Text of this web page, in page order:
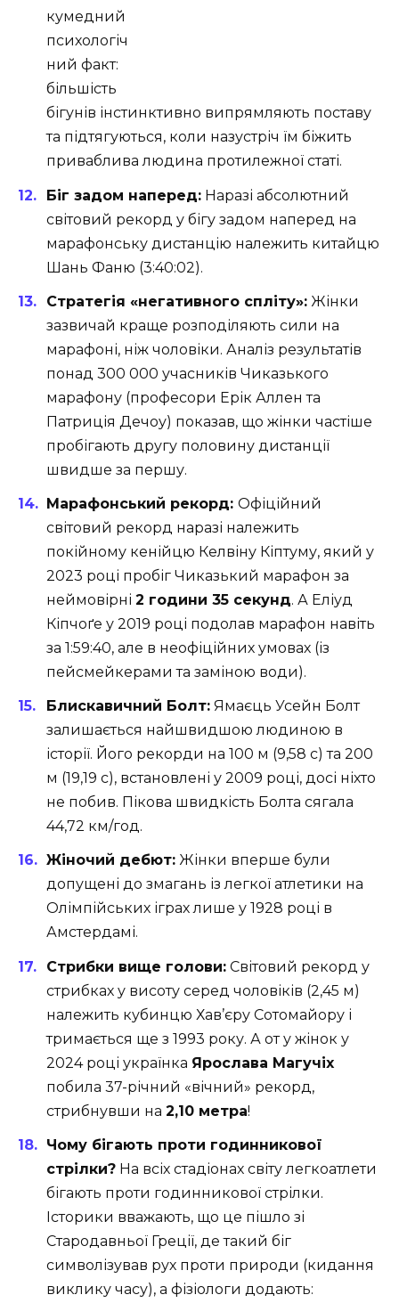
кумедний
психологіч
ний факт:
більшість
бігунів інстинктивно випрямляють поставу
та підтягуються, коли назустріч їм біжить
приваблива людина протилежної статі.
Біг задом наперед: Наразі абсолютний
світовий рекорд у бігу задом наперед на
марафонську дистанцію належить китайцю
Шань Фаню (3:40:02).
Стратегія «негативного спліту»: Жінки
зазвичай краще розподіляють сили на
марафоні, ніж чоловіки. Аналіз результатів
понад 300 000 учасників Чиказького
марафону (професори Ерік Аллен та
Патриція Дечоу) показав, що жінки частіше
пробігають другу половину дистанції
швидше за першу.
Марафонський рекорд: Офіційний
світовий рекорд наразі належить
покійному кенійцю Келвіну Кіптуму, який у
2023 році пробіг Чиказький марафон за
неймовірні 2 години 35 секунд. А Еліуд
Кіпчоґе у 2019 році подолав марафон навіть
за 1:59:40, але в неофіційних умовах (із
пейсмейкерами та заміною води).
Блискавичний Болт: Ямаєць Усейн Болт
залишається найшвидшою людиною в
історії. Його рекорди на 100 м (9,58 с) та 200
м (19,19 с), встановлені у 2009 році, досі ніхто
не побив. Пікова швидкість Болта сягала
44,72 км/год.
Жіночий дебют: Жінки вперше були
допущені до змагань із легкої атлетики на
Олімпійських іграх лише у 1928 році в
Амстердамі.
Стрибки вище голови: Світовий рекорд у
стрибках у висоту серед чоловіків (2,45 м)
належить кубинцю Хав’єру Сотомайору і
тримається ще з 1993 року. А от у жінок у
2024 році українка Ярослава Магучіх
побила 37-річний «вічний» рекорд,
стрибнувши на 2,10 метра!
Чому бігають проти годинникової
стрілки? На всіх стадіонах світу легкоатлети
бігають проти годинникової стрілки.
Історики вважають, що це пішло зі
Стародавньої Греції, де такий біг
символізував рух проти природи (кидання
виклику часу), а фізіологи додають: